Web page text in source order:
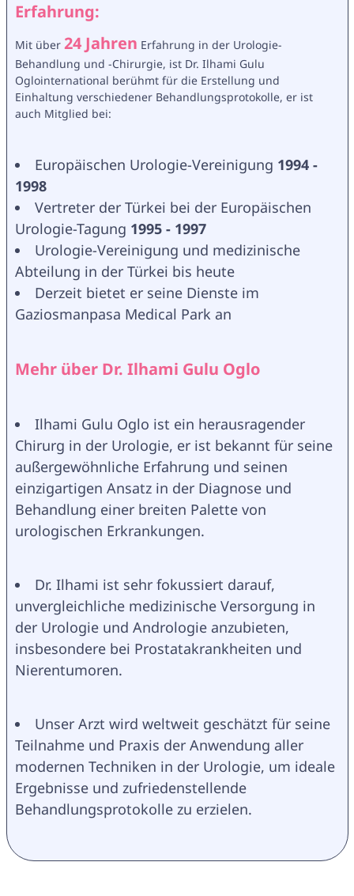
Erfahrung:
Mit über 24 Jahren Erfahrung in der Urologie-
Behandlung und -Chirurgie, ist Dr. Ilhami Gulu
Oglointernational berühmt für die Erstellung und
Einhaltung verschiedener Behandlungsprotokolle, er ist
auch Mitglied bei:
Europäischen Urologie-Vereinigung 1994 -
1998
Vertreter der Türkei bei der Europäischen
Urologie-Tagung 1995 - 1997
Urologie-Vereinigung und medizinische
Abteilung in der Türkei bis heute
Derzeit bietet er seine Dienste im
Gaziosmanpasa Medical Park an
Mehr über Dr. Ilhami Gulu Oglo
Ilhami Gulu Oglo ist ein herausragender
Chirurg in der Urologie, er ist bekannt für seine
außergewöhnliche Erfahrung und seinen
einzigartigen Ansatz in der Diagnose und
Behandlung einer breiten Palette von
urologischen Erkrankungen.
Dr. Ilhami ist sehr fokussiert darauf,
unvergleichliche medizinische Versorgung in
der Urologie und Andrologie anzubieten,
insbesondere bei Prostatakrankheiten und
Nierentumoren.
Unser Arzt wird weltweit geschätzt für seine
Teilnahme und Praxis der Anwendung aller
modernen Techniken in der Urologie, um ideale
Ergebnisse und zufriedenstellende
Behandlungsprotokolle zu erzielen.